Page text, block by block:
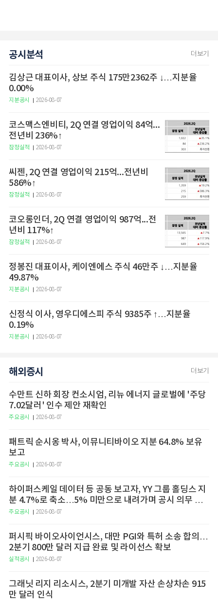
공시분석 더보기
김상근 대표이사, 상보 주식 175만2362주 ↓…지분율
0.00%
지분공시 2026-08-07
코스맥스엔비티, 2Q 연결 영업이익 84억...
전년비 236%↑
잠정실적 2026-08-07
씨젠, 2Q 연결 영업이익 215억...전년비
586%↑
잠정실적 2026-08-07
코오롱인더, 2Q 연결 영업이익 987억...전
년비 117%↑
잠정실적 2026-08-07
정봉진 대표이사, 케이엔에스 주식 46만주 ↓…지분율
49.87%
지분공시 2026-08-07
신정식 이사, 영우디에스피 주식 9385주 ↑…지분율
0.19%
지분공시 2026-08-07
해외증시 더보기
수만트 신하 회장 컨소시엄, 리뉴 에너지 글로벌에 '주당
7.02달러' 인수 제안 재확인
주요공시 2026-08-07
패트릭 순시옹 박사, 이뮤니티바이오 지분 64.8% 보유
보고
주요공시 2026-08-07
하이퍼스케일 데이터 등 공동 보고자, YY 그룹 홀딩스 지
분 4.7%로 축소…5% 미만으로 내려가며 공시 의무 종
료
주요공시 2026-08-07
퍼시픽 바이오사이언시스, 대만 PGI와 특허 소송 합의…
2분기 800만 달러 지급 완료 및 라이선스 확보
실적공시 2026-08-07
그래닛 리지 리소시스, 2분기 미개발 자산 손상차손 915
만 달러 인식